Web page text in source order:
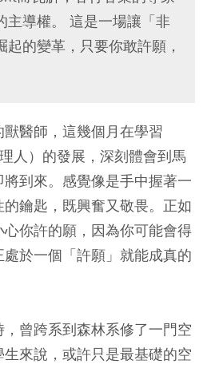
主導權。 這是一場讓「非
的變革，只要你敢許願，
醫師，這幾個月在學習
理人）的發展，深刻體會到馬
到來。感覺像是手中握著一
鑰匙，既興奮又敬畏。正如
你許的願，因為你可能會得
於一個「許願」就能成真的
曾跨系到森林系修了一門空
來說，或許只是最基礎的空